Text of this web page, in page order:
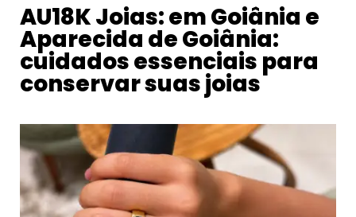
AU18K Joias: em Goiânia e
Aparecida de Goiânia:
cuidados essenciais para
conservar suas joias